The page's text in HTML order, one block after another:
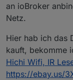
an ioBroker
Netz.
Hier hab ich das
kauft, bekomme
Hichi Wifi, IR
https://ebay.us/